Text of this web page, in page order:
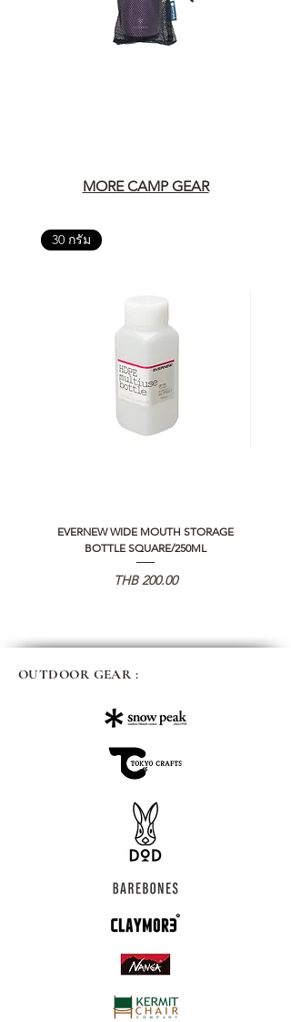
MORE CAMP GEAR
30 กรัม
EVERNEW WIDE MOUTH STORAGE
BOTTLE SQUARE/250ML
Price
THB 200.00
OUTDOOR GEAR :